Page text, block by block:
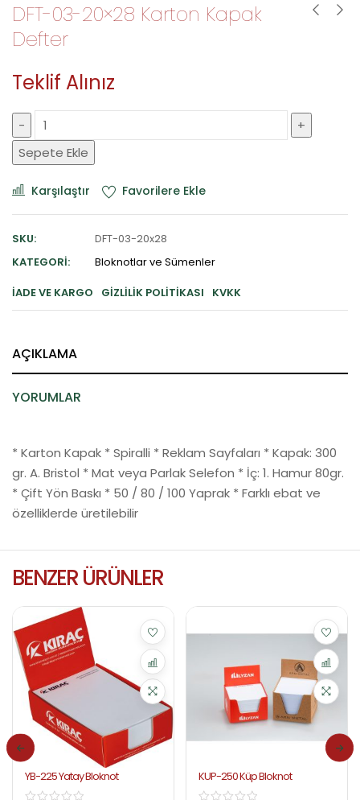
DFT-03-20×28 Karton Kapak
Defter
Teklif Alınız
Sepete Ekle
Karşılaştır Favorilere Ekle
SKU:
DFT-03-20x28
KATEGORI:
Bloknotlar ve Sümenler
İADE VE KARGO
GIZLILIK POLITIKASI KVKK
AÇIKLAMA
YORUMLAR
* Karton Kapak * Spiralli * Reklam Sayfaları * Kapak: 300
gr. A. Bristol * Mat veya Parlak Selefon * İç: 1. Hamur 80gr.
* Çift Yön Baskı * 50 / 80 / 100 Yaprak * Farklı ebat ve
özelliklerde üretilebilir
BENZER ÜRÜNLER
YB-225 Yatay Bloknot KUP-250 Küp Bloknot